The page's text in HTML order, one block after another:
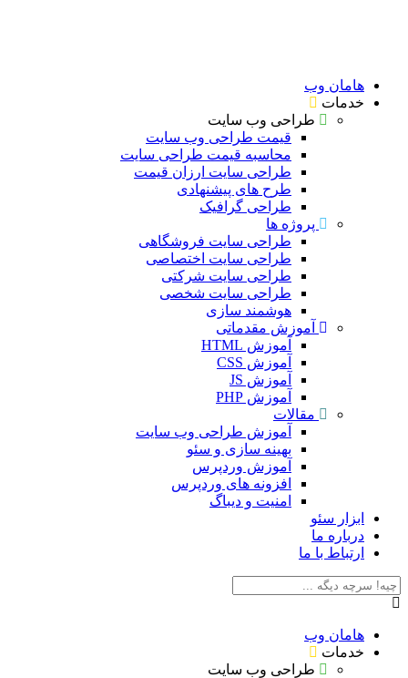
وب
طراحی وب سایت
قیمت طراحی وب سایت
محاسبه قیمت طراحی سایت
طراحی سایت ارزان قیمت
طرح های پیشنهادی
طراحی گرافیک
پروژه ها
طراحی سایت فروشگاهی
طراحی سایت اختصاصی
طراحی سایت شرکتی
طراحی سایت شخصی
هوشمند سازی
آموزش مقدماتی
آموزش HTML
آموزش CSS
آموزش JS
آموزش PHP
مقالات
آموزش طراحی وب سایت
بهینه سازی و سئو
آموزش وردپرس
افزونه های وردپرس
امنیت و دیباگ
سئو
ما
با ما
وب
طراحی وب سایت